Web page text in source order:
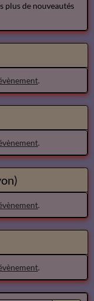
plus de nouveautés
.
.
.
.